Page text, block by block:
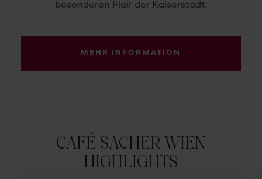
besonderen Flair der Kaiserstadt.
MEHR INFORMATION
CAFÉ SACHER WIEN
HIGHLIGHTS